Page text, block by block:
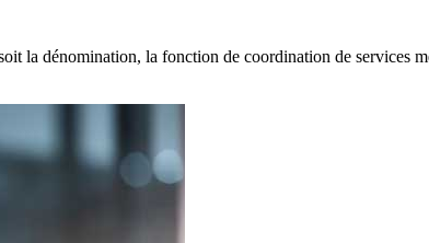
la dénomination, la fonction de coordination de services